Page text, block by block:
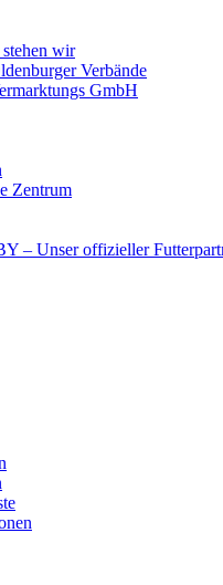
wir
Verbände
GmbH
Zentrum
– Unser offizieller